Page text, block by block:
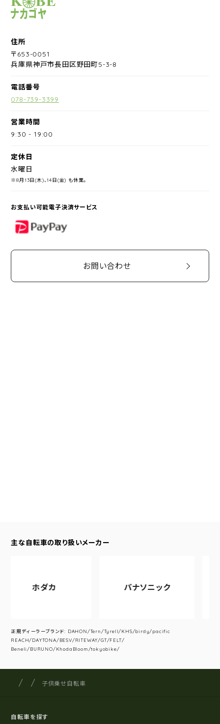
住所
〒653-0051
兵庫県神戸市長田区野田町5-3-8
電話番号
078-739-3399
営業時間
9:30 -19:00
定休日
水曜日
※8月13日(木)、14日(金) も休業。
お支払い可能電子決済サービス
PayPay
お問い合わせ
主な自転車の取り扱いメーカー
ホダカ パナソニック
正規ディーラーブランド: DAHON/Tern/Tyrell/KHS/birdy/pacific
REACH/DAYTONA/BESV/RITEWAY/GT/FELT/
Beneli/BURUNO/KhodaBloom/tokyobike/
サイト内の現在地
サイクルショップナカゴヤ
子供乗せ自転車
自転車を探す